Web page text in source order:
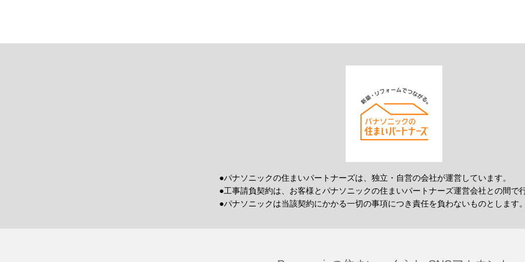
●パナソニックの住まいパートナーズは、独立・自営の会社が運営しています。
●工事請負契約は、お客様とパナソニックの住まいパートナーズ運営会社との間で
●パナソニックは当該契約にかかる一切の事項につき責任を負わないものとします。